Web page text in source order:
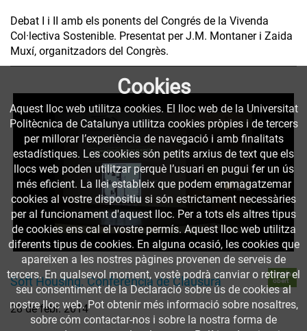
Debat I i II amb els ponents del Congrés de la Vivenda
Col·lectiva Sostenible. Presentat per J.M. Montaner i Zaida
Muxí, organitzadors del Congrès.
Soft Housing. Conferència de Clausura
Accés
obert
28 de febr. 2014
Cookies
Aquest lloc web utilitza cookies. El lloc web de la Universitat
Politècnica de Catalunya utilitza cookies pròpies i de tercers
per millorar l’experiència de navegació i amb finalitats
estadístiques. Les cookies són petits arxius de text que els
llocs web poden utilitzar perquè l’usuari en pugui fer un ús
més eficient. La llei estableix que podem emmagatzemar
cookies al vostre dispositiu si són estrictament necessàries
per al funcionament d'aquest lloc. Per a tots els altres tipus
de cookies ens cal el vostre permís. Aquest lloc web utilitza
diferents tipus de cookies. En alguna ocasió, les cookies que
apareixen a les nostres pàgines provenen de serveis de
tercers. En qualsevol moment, vostè podrà canviar o retirar el
seu consentiment de la Declaració sobre ús de cookies al
nostre lloc web. Pot obtenir més informació sobre nosaltres,
sobre cóm contactar-nos i sobre la nostra forma de